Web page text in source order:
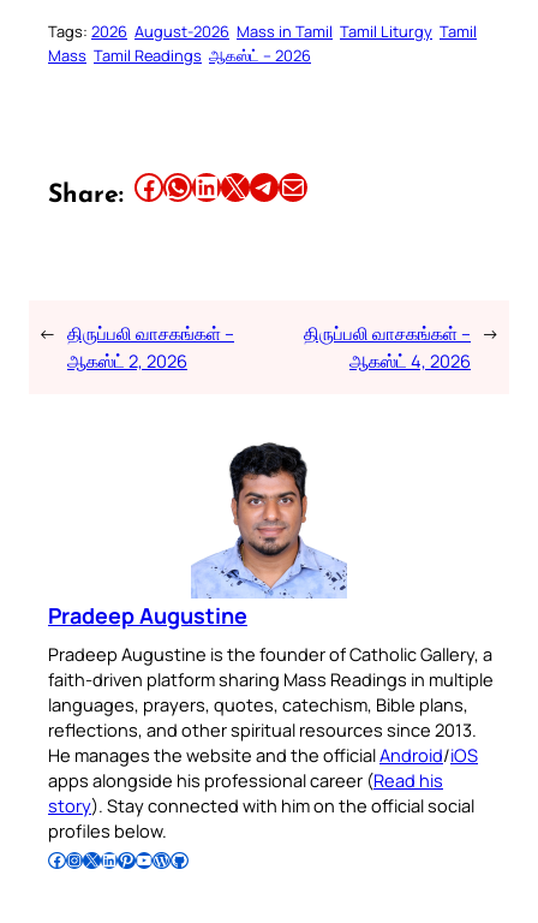
Tags: 2026 August-2026 Mass in Tamil Tamil Liturgy Tamil
Mass Tamil Readings ஆகஸ்ட் – 2026
Share: Share this article on Facebook Share this article on WhatsApp Share this article on LinkedIn Share this article on X Share this article on TelegramEmail this Article
← திருப்பலி வாசகங்கள் –
ஆகஸ்ட் 2, 2026
திருப்பலி வாசகங்கள் –
ஆகஸ்ட் 4, 2026
→
Pradeep Augustine
Pradeep Augustine is the founder of Catholic Gallery, a
faith-driven platform sharing Mass Readings in multiple
languages, prayers, quotes, catechism, Bible plans,
reflections, and other spiritual resources since 2013.
He manages the website and the officialAndroid/iOS
apps alongside his professional career (Read his
story). Stay connected with him on the official social
profiles below.
Follow Pradeep on Facebook Follow Pradeep on InstagramFollow Pradeep on X Follow Pradeep on LinkedIn Follow Pradeep on Pinterest Subscribe to Pradeep’s Youtube Channel Follow Pradeep on WordPress Follow Pradeep on GitHub